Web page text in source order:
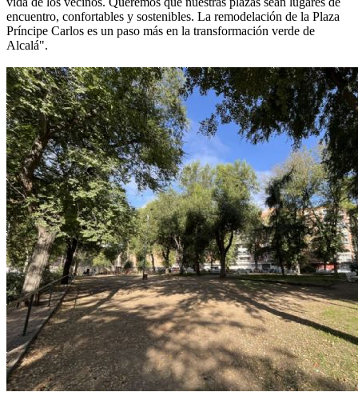
encuentro, confortables y sostenibles. La remodelación de la Plaza
Príncipe Carlos es un paso más en la transformación verde de
Alcalá".